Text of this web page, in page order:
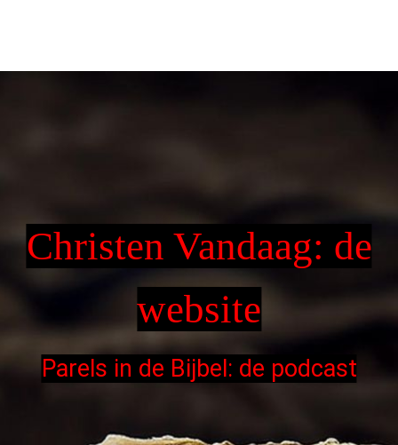
Christen Vandaag: de
website
Parels in de Bijbel: de podcast